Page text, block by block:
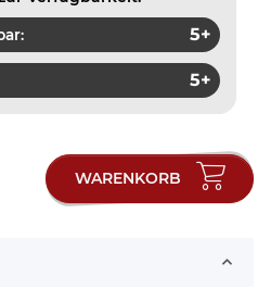
5+
5+
WARENKORB